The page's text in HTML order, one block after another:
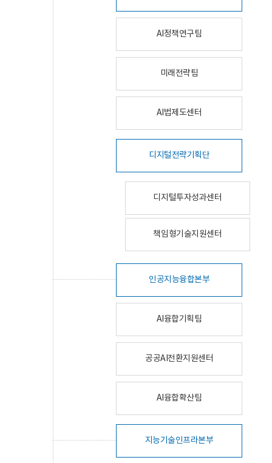
AI정책연구팀
미래전략팀
AI법제도센터
디지털전략기획단
디지털투자성과센터
책임형기술지원센터
인공지능융합본부
AI융합기획팀
공공AI전환지원센터
AI융합확산팀
지능기술인프라본부